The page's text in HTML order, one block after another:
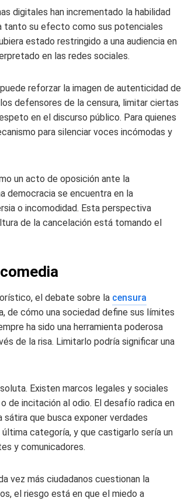
digitales han incrementado la habilidad
tanto su efecto como sus potenciales
estado restringido a una audiencia en
en las redes sociales.
reforzar la imagen de autenticidad de
defensores de la censura, limitar ciertas
en el discurso público. Para quienes
para silenciar voces incómodas y
un acto de oposición ante la
democracia se encuentra en la
o incomodidad. Esta perspectiva
de la cancelación está tomando el
el debate sobre la censura
de cómo una sociedad define sus límites
ha sido una herramienta poderosa
de la risa. Limitarlo podría significar una
Existen marcos legales y sociales
de incitación al odio. El desafío radica en
que busca exponer verdades
categoría, y que castigarlo sería un
y comunicadores.
vez más ciudadanos cuestionan la
el riesgo está en que el miedo a